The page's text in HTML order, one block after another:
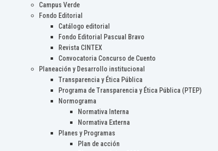
Campus Verde
Fondo Editorial
Catálogo editorial
Fondo Editorial Pascual Bravo
Revista CINTEX
Convocatoria Concurso de Cuento
Planeación y Desarrollo institucional
Transparencia y Ética Pública
Programa de Transparencia y Ética Pública (PTEP)
Normograma
Normativa Interna
Normativa Externa
Planes y Programas
Plan de acción